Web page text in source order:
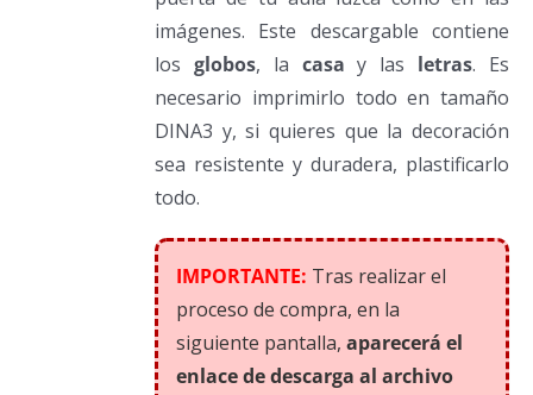
imágenes. Este descargable contiene
los globos, la casa y las letras. Es
necesario imprimirlo todo en tamaño
DINA3 y, si quieres que la decoración
sea resistente y duradera, plastificarlo
todo.
IMPORTANTE: Tras realizar el
proceso de compra, en la
siguiente pantalla,aparecerá el
enlace de descarga al archivo